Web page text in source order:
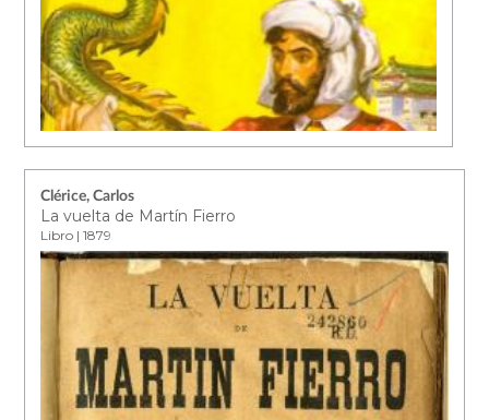
Clérice, Carlos
La vuelta de Martín Fierro
Libro | 1879